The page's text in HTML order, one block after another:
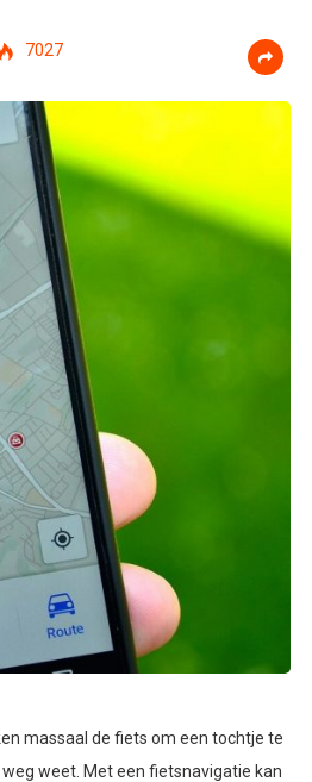
7027
massaal de fiets om een tochtje te
weet. Met een fietsnavigatie kan